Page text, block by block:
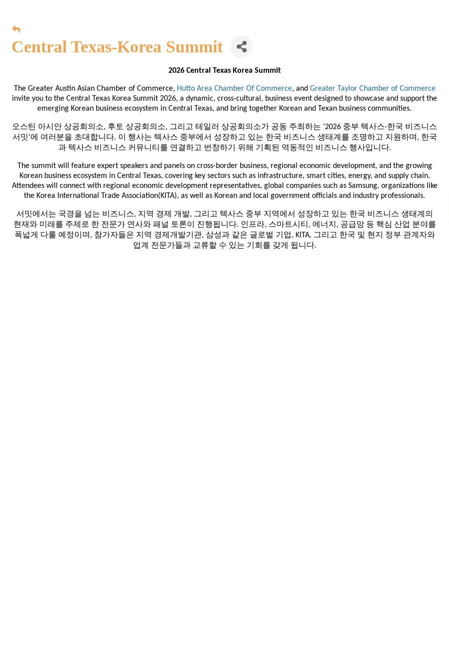
Central Texas-Korea Summit
2026 Central Texas Korea Summit
The Greater Austin Asian Chamber of Commerce, Hutto Area Chamber Of Commerce, and Greater Taylor Chamber of Commerce
invite you to the Central Texas Korea Summit 2026, a dynamic, cross-cultural, business event designed to showcase and support the
emerging Korean business ecosystem in Central Texas, and bring together Korean and Texan business communities.
오스틴 아시안 상공회의소, 후토 상공회의소, 그리고 테일러 상공회의소가 공동 주최하는 ‘2026 중부 텍사스-한국 비즈니스
서밋’에 여러분을 초대합니다. 이 행사는 텍사스 중부에서 성장하고 있는 한국 비즈니스 생태계를 조명하고 지원하며, 한국
과 텍사스 비즈니스 커뮤니티를 연결하고 번창하기 위해 기획된 역동적인 비즈니스 행사입니다.
The summit will feature expert speakers and panels on cross-border business, regional economic development, and the growing
Korean business ecosystem in Central Texas, covering key sectors such as infrastructure, smart cities, energy, and supply chain.
Attendees will connect with regional economic development representatives, global companies such as Samsung, organizations like
the Korea International Trade Association(KITA), as well as Korean and local government officials and industry professionals.
서밋에서는 국경을 넘는 비즈니스, 지역 경제 개발, 그리고 텍사스 중부 지역에서 성장하고 있는 한국 비즈니스 생태계의
현재와 미래를 주제로 한 전문가 연사와 패널 토론이 진행됩니다. 인프라, 스마트시티, 에너지, 공급망 등 핵심 산업 분야를
폭넓게 다룰 예정이며, 참가자들은 지역 경제개발기관, 삼성과 같은 글로벌 기업, KITA, 그리고 한국 및 현지 정부 관계자와
업계 전문가들과 교류할 수 있는 기회를 갖게 됩니다.